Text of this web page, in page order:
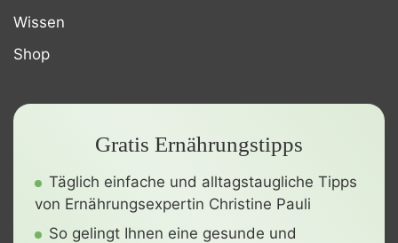
Wissen
Shop
Gratis Ernährungstipps
Täglich einfache und alltagstaugliche Tipps
von Ernährungsexpertin Christine Pauli
So gelingt Ihnen eine gesunde und